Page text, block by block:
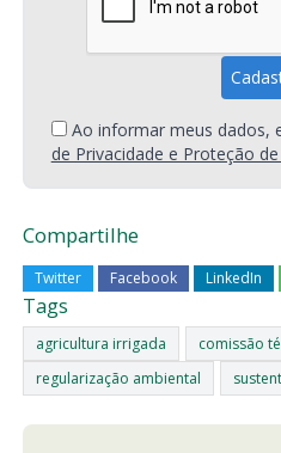
Ao informar meus dados,
de Privacidade e Proteção
Compartilhe
Twitter Facebook LinkedIn
Tags
agricultura irrigada
comissão
regularização ambiental